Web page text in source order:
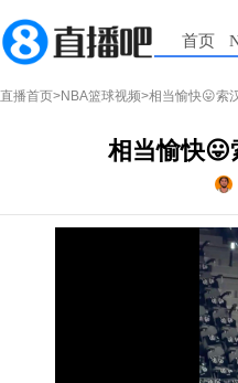
首页
直播首页>NBA篮球视频>相当愉快😛索
相当愉快😛